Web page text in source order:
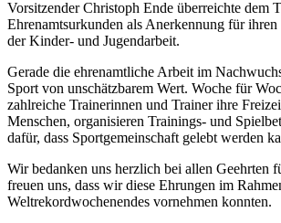
Vorsitzender Christoph Ende überreichte dem
Ehrenamtsurkunden als Anerkennung für
der Kinder- und Jugendarbeit.
Gerade die ehrenamtliche Arbeit im
Sport von unschätzbarem Wert. Woche für
zahlreiche Trainerinnen und Trainer ihre
Menschen, organisieren Trainings- und
dafür, dass Sportgemeinschaft gelebt werden
Wir bedanken uns herzlich bei allen Geehrten
freuen uns, dass wir diese Ehrungen im
Weltrekordwochenendes vornehmen konnten.